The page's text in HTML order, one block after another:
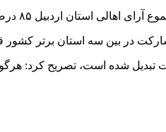
و حدود ۱۵ درصد نیز به سعید جلیلی رأی دادند.
در بین سه استان برتر
تبدیل شده است، تصریح کرد: